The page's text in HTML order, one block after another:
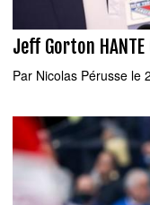
Jeff Gorton
Par Nicolas Pérusse le